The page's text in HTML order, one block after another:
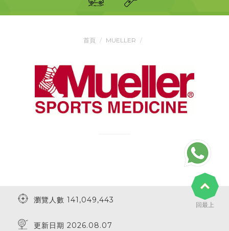
首頁 MUELLER
回最上
瀏覽人數 141,049,443
更新日期 2026.08.07